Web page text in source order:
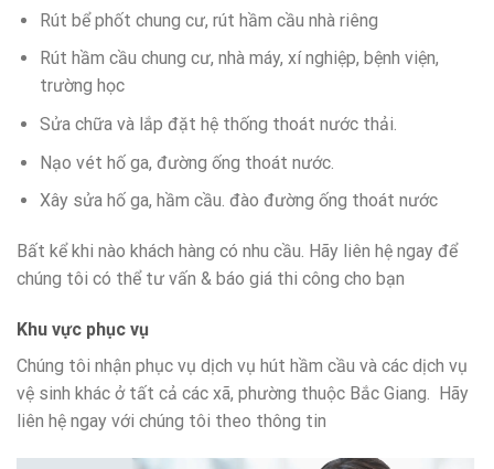
Rút bể phốt chung cư, rút hầm cầu nhà riêng
Rút hầm cầu chung cư, nhà máy, xí nghiệp, bệnh viện,
trường học
Sửa chữa và lắp đặt hệ thống thoát nước thải.
Nạo vét hố ga, đường ống thoát nước.
Xây sửa hố ga, hầm cầu. đào đường ống thoát nước
Bất kể khi nào khách hàng có nhu cầu. Hãy liên hệ ngay để
chúng tôi có thể tư vấn & báo giá thi công cho bạn
Khu vực phục vụ
Chúng tôi nhận phục vụ dịch vụ hút hầm cầu và các dịch vụ
vệ sinh khác ở tất cả các xã, phường thuộc Bắc Giang. Hãy
liên hệ ngay với chúng tôi theo thông tin